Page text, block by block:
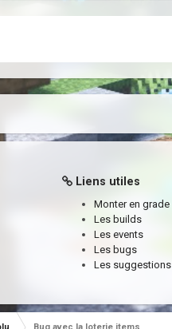
Liens utiles
Monter en grade
Les builds
Les events
Les bugs
Les suggestions